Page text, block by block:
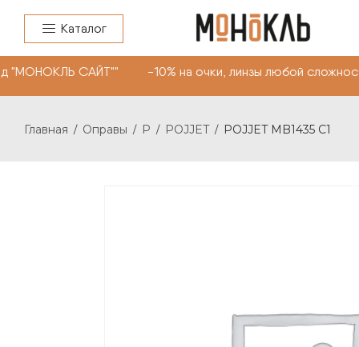
Каталог
САЙТ"" -10% на очки, линзы любой
Главная / Оправы / P / POJJET / POJJET MB1435 С1